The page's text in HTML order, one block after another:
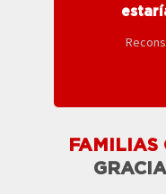
Beneficiado
FAMILIAS